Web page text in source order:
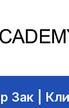
Зак |